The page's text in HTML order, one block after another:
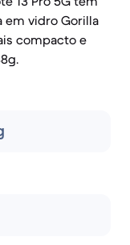
em vidro Gorilla
compacto e